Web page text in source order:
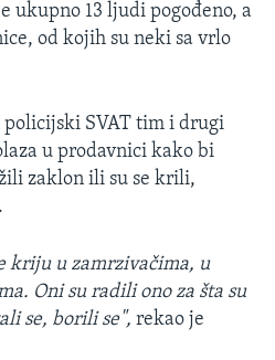
ukupno 13 ljudi pogođeno, a
od kojih su neki sa vrlo
policijski SVAT tim i drugi
u prodavnici kako bi
zaklon ili su se krili,
kriju u zamrzivačima, u
Oni su radili ono za šta su
se, borili se", rekao je